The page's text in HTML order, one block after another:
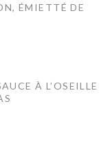
ÉMIETTÉ DE
À L’OSEILLE